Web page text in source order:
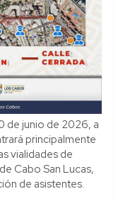
de junio de 2026, a
principalmente
vialidades de
Cabo San Lucas,
de asistentes.